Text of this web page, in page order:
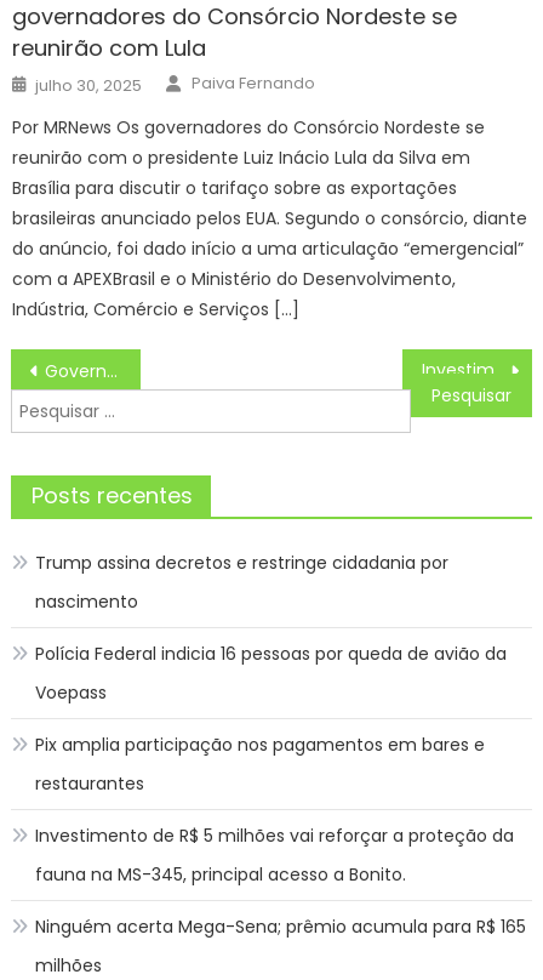
governadores do Consórcio Nordeste se
reunirão com Lula
Posted
on
julho 30, 2025 Author
Paiva Fernando
Por MRNews Os governadores do Consórcio Nordeste se
reunirão com o presidente Luiz Inácio Lula da Silva em
Brasília para discutir o tarifaço sobre as exportações
brasileiras anunciado pelos EUA. Segundo o consórcio, diante
do anúncio, foi dado início a uma articulação “emergencial”
com a APEXBrasil e o Ministério do Desenvolvimento,
Indústria, Comércio e Serviços […]
Navegação
de
Post
Governo convoca professores aprovados em processo seletivo para entrega de documentos e assinatura de contrato
Pesquisar
por:
Posts recentes
Trump assina decretos e restringe cidadania por
nascimento
Polícia Federal indicia 16 pessoas por queda de avião da
Voepass
Pix amplia participação nos pagamentos em bares e
restaurantes
Investimento de R$ 5 milhões vai reforçar a proteção da
fauna na MS-345, principal acesso a Bonito.
Ninguém acerta Mega-Sena; prêmio acumula para R$ 165
milhões